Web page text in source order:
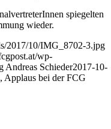
spiegelten
wieder.
2017/10/IMG_8702-3.jpg
wp-
Andreas Schieder2017-10-
Applaus bei der FCG